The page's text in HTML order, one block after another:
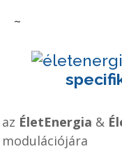
~
az ÉletEnergia &
modulációjára